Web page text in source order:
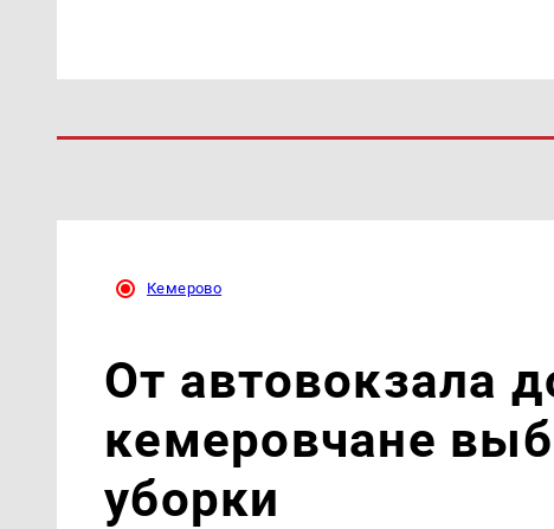
Кемерово
От автовокзала
кемеровчане
уборки